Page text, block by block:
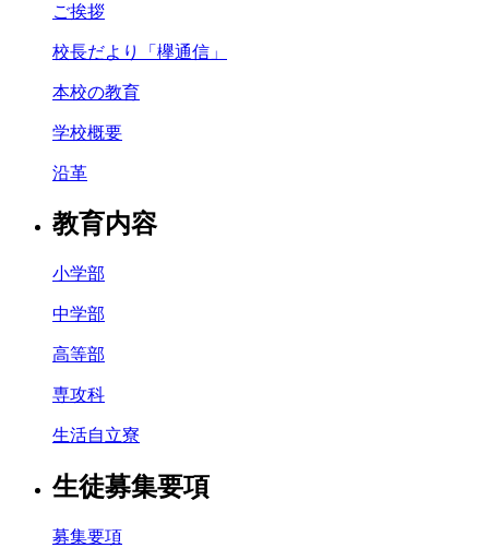
ご挨拶
校長だより「欅通信」
本校の教育
学校概要
沿革
教育内容
小学部
中学部
高等部
専攻科
生活自立寮
生徒募集要項
募集要項